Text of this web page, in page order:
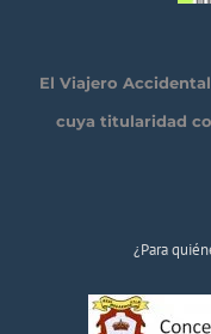
El Viajero
cuya titularidad
¿Para